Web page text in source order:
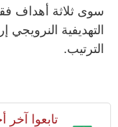
الترتيب.
تابعوا آخر